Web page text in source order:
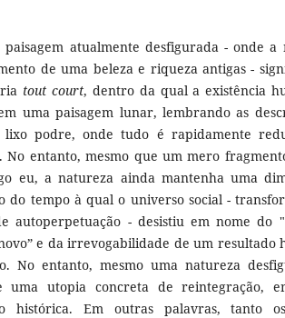
atualmente desfigurada - onde a
de uma beleza e riqueza antigas -
tout court, dentro da qual a existência
uma paisagem lunar, lembrando as
lixo podre, onde tudo é rapidamente
No entanto, mesmo que um mero
eu, a natureza ainda mantenha uma
do tempo à qual o universo social -
autoperpetuação - desistiu em nome do
e da irrevogabilidade de um resultado
No entanto, mesmo uma natureza
uma utopia concreta de reintegração,
histórica. Em outras palavras, tanto